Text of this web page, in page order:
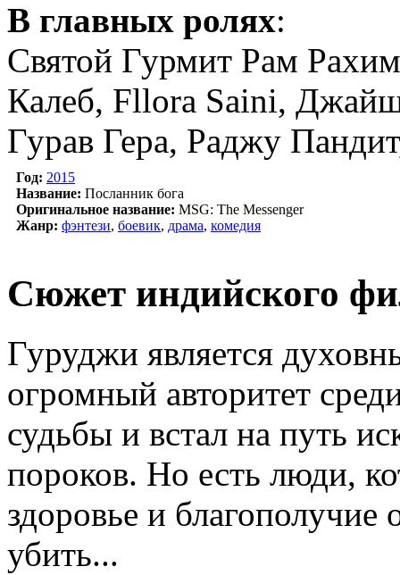
В главных ролях:
Святой Гурмит Рам
Калеб, Fllora Saini,
Гурав Гера, Раджу
Год: 2015
Название: Посланник бога
Оригинальное название: MSG: The Messenger
Жанр: фэнтези, боевик, драма, комедия
Сюжет индийского
Гуруджи является
огромный авторитет
судьбы и встал на путь
пороков. Но есть люди,
здоровье и
убить...